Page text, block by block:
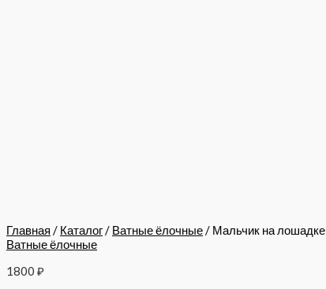
Главная / Каталог/ Ватные ёлочные/ Мальчик на лошадке
Ватные ёлочные
1800 ₽